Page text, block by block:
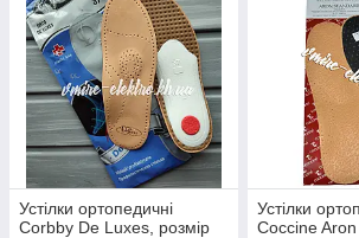
Устілки ортопедичні
Corbby De Luxes, розмір
Устілки
Coccine